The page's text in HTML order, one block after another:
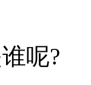
呢?